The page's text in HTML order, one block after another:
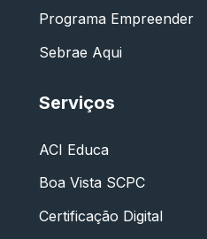
Programa Empreender
Sebrae Aqui
Serviços
ACI Educa
Boa Vista SCPC
Certificação Digital